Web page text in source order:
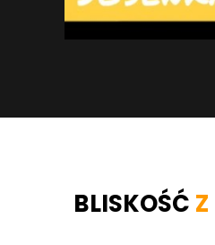
BLISKOŚĆ Z